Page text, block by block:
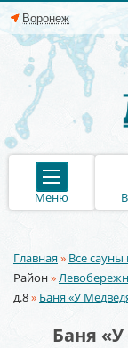
Меню
Вы здесь
Главная» Все
Район»
д.8» Баня «У
Баня